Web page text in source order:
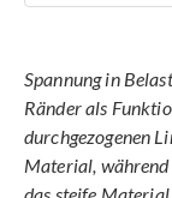
Spannung in
Ränder als
durchgezogenen
Material, während